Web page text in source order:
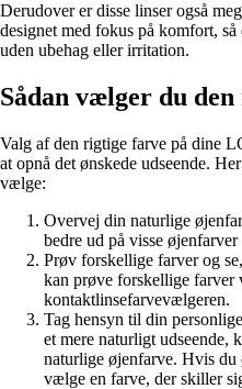
Derudover er disse linser også
designet med fokus på komfort,
uden ubehag eller irritation.
Sådan vælger du
Valg af den rigtige farve på dine
at opnå det ønskede udseende.
vælge:
Overvej din naturlige
bedre ud på visse
Prøv forskellige farver og
kan prøve forskellige
kontaktlinsefarvevælgeren.
Tag hensyn til din
et mere naturligt udseende,
naturlige øjenfarve. Hvis du
vælge en farve, der skiller